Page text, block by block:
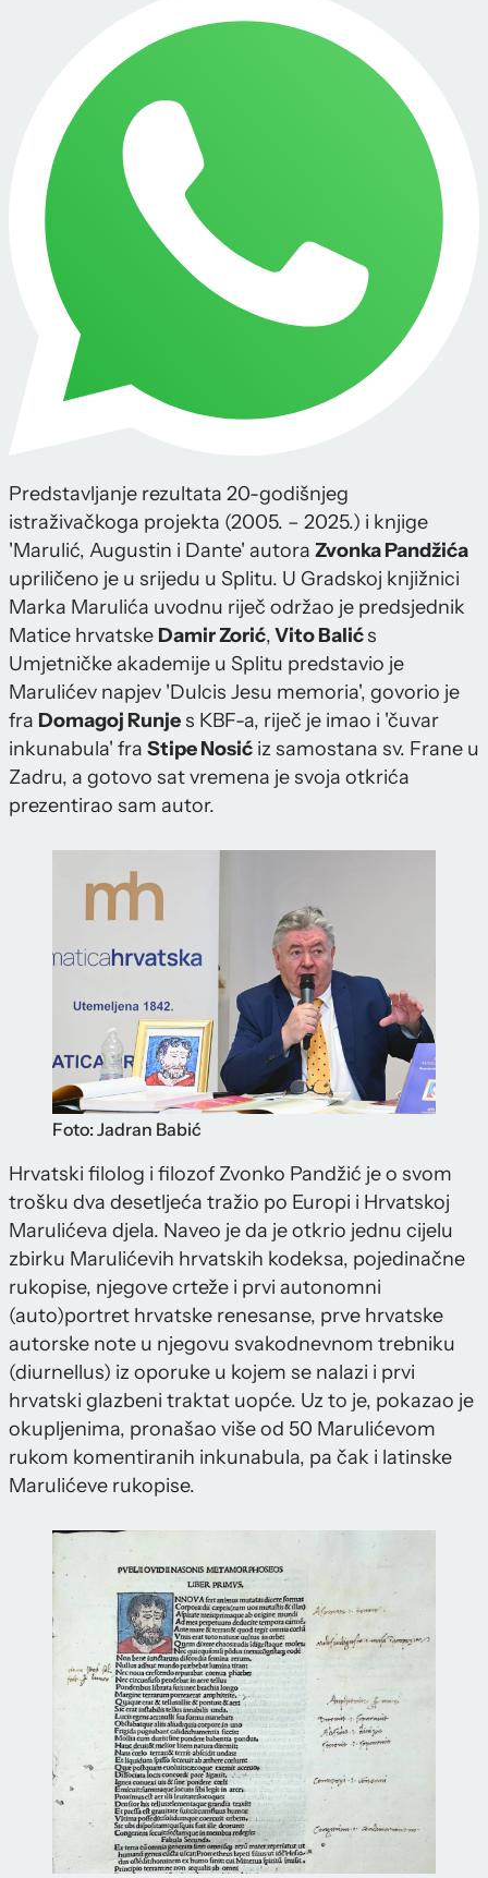
Predstavljanje rezultata 20-godišnjeg
istraživačkoga projekta (2005. – 2025.) i knjige
'Marulić, Augustin i Dante' autora Zvonka Pandžića
upriličeno je u srijedu u Splitu. U Gradskoj knjižnici
Marka Marulića uvodnu riječ održao je predsjednik
Matice hrvatske Damir Zorić,Vito Balićs
Umjetničke akademije u Splitu predstavio je
Marulićev napjev 'Dulcis Jesu memoria', govorio je
fra Domagoj Runjes KBF-a, riječ je imao i 'čuvar
inkunabula' fra Stipe Nosić iz samostana sv. Frane u
Zadru, a gotovo sat vremena je svoja otkrića
prezentirao sam autor.
Foto: Jadran Babić
Hrvatski filolog i filozof Zvonko Pandžić je o svom
trošku dva desetljeća tražio po Europi i Hrvatskoj
Marulićeva djela. Naveo je da je otkrio jednu cijelu
zbirku Marulićevih hrvatskih kodeksa, pojedinačne
rukopise, njegove crteže i prvi autonomni
(auto)portret hrvatske renesanse, prve hrvatske
autorske note u njegovu svakodnevnom trebniku
(diurnellus) iz oporuke u kojem se nalazi i prvi
hrvatski glazbeni traktat uopće. Uz to je, pokazao je
okupljenima, pronašao više od 50 Marulićevom
rukom komentiranih inkunabula, pa čak i latinske
Marulićeve rukopise.